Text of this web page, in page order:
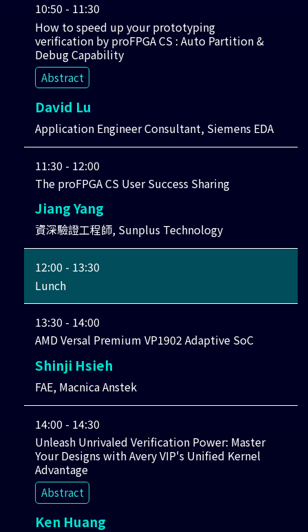
10:50 - 11:30
How to speed up your prototyping
verification by proFPGA CS : Auto Partition &
Debug Capability
Abstract
David Lu
Application Engineer Consultant, Siemens EDA
11:30 - 12:00
The proFPGA CS User Success Sharing
Jiang Yang
資深驗證工程師, Sunplus Technology
12:00 - 13:30
Lunch
13:30 - 14:00
AMD Versal Premium VP1902 Adaptive SoC
Shinji Hsieh
FAE, Macnica Anstek
14:00 - 14:30
Unleash Unrivaled Verification Power: Master
Your Designs with Avery VIP's Unified Kernel
Advantage
Abstract
Ken Huang